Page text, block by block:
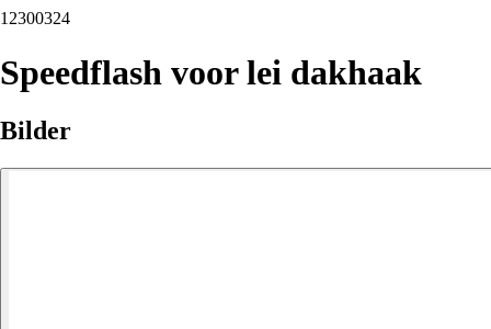
12300324
Speedflash voor lei dakhaak
Bilder